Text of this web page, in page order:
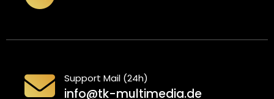
Support Mail (24h)
info@tk-multimedia.de